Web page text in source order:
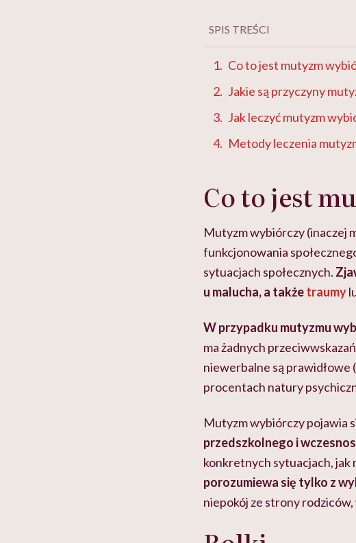
SPIS TREŚCI
Co to jest mutyzm
Jakie są przyczyny
Jak leczyć mutyzm
Metody leczenia
Co to jest
Mutyzm wybiórczy (inaczej
funkcjonowania
sytuacjach społecznych.
u malucha, a takżetraumy
W przypadku mutyzmu
ma żadnych
niewerbalne są prawidłowe
procentach natury
Mutyzm wybiórczy pojawia
przedszkolnego i
konkretnych sytuacjach, jak
porozumiewa się tylko z
niepokój ze strony